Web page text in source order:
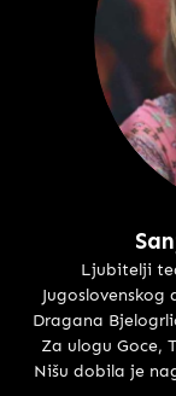
Ljubitelji
Dragana
Za ulogu Goce,
Nišu dobila je